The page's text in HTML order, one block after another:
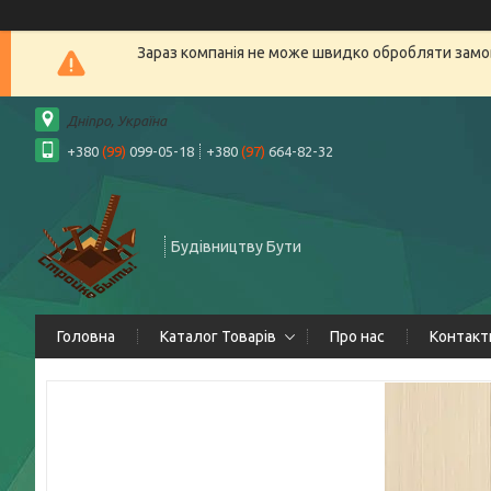
Зараз компанія не може швидко обробляти
Дніпро, Україна
+380 (99) 099-05-18 +380 (97) 664-82-32
Будівництву Бути
Головна Каталог Товарів Про нас